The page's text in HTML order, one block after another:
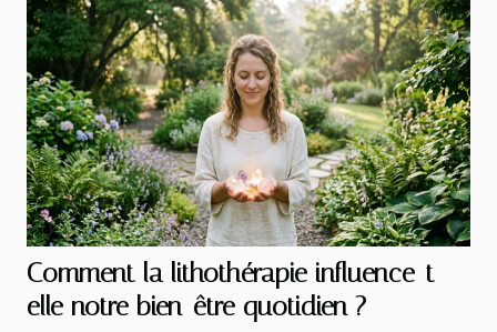
Comment la lithothérapie influence-t-
elle notre bien-être quotidien ?